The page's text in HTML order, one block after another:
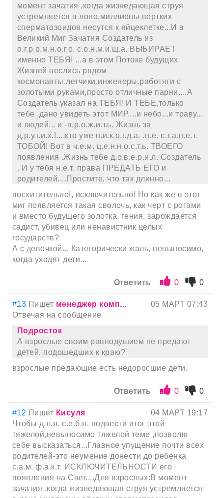
момент зачатия ,когда жизнедающая струя
устремляется в лоно,миллионы вёртких
сперматозоидов несутся к яйцеклетке...И в
Великий Миг Зачатия Создатель из
о.г.р.о.м.н.о.г.о. с.о.н.м.и.щ.а. ВЫБИРАЕТ
именно ТЕБЯ! ...а в этом Потоке будущих
Жизней неслись рядом
космонавты,летчики,инженеры.работяги с
золотыми руками,просто отличные парни....А
Создатель указал на ТЕБЯ! И ТЕБЕ,только
тебе ,дано увидеть этот МИР....и небо...и траву...
и людей... и -п.р.о.ж.и.т.ь. Жизнь за
д.р.у.г.и.х.!....кто уже н.и.к.о.г.д.а. .н.е. с.т.а.н.е.т.
ТОБОЙ! Вот в ч.е.м. ц.е.н.н.о.с.т.ь. ТВОЕГО
появления .Жизнь тебе д.о.в.е.р.и.л. Создатель
. И у тебя н.е.т. права ПРЕДАТЬ ЕГО и
родителей....Простите, что так длинно...
восхитительно!, исключительно! Но как же в этот
миг появляется такая сволочь, как черт с рогами
и вместо будущего золотка, гения, зарождается
садист, убивец или ненавистник целых
государств?
А с девочкой... Категорически жаль, невыносимо,
когда уходят дети...
Ответить 0 0
#13 Пишет менеджер комп...
05 МАРТ 07:43
Отвечая на сообщение
Подросток
А взрослые своим равнодушием не предают
детей, подошедших к краю?
взрослые предающие есть недоросшие дети.
Ответить 0 0
#12 Пишет Кисуля
04 МАРТ 19:17
Чтобы д.л.я. с.е.б.я. подвести итог этой
тяжелой,невыносимо тяжелой теме ,позволю
себе высказаться...Главное упущение почти всех
родителей-это неумение донести до ребенка
с.а.м. ф.а.к.т. ИСКЛЮЧИТЕЛЬНОСТИ его
появления на Свет....Для взрослых:В момент
зачатия ,когда жизнедающая струя устремляется